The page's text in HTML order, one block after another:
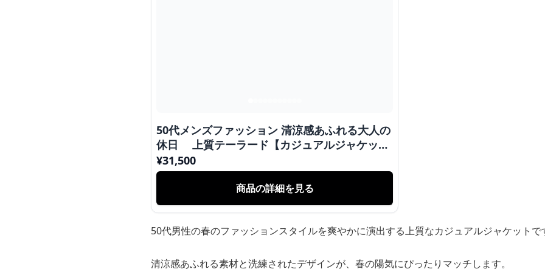
50代メンズファッション 清涼感あふれる大人の
休日 上質テーラード【カジュアルジャケッ
ト】
¥31,500
商品の詳細を見る
50代男性の春のファッションスタイルを爽やかに演出する上質なカジュアルジャケットで
清涼感あふれる素材と洗練されたデザインが、春の陽気にぴったりマッチします。